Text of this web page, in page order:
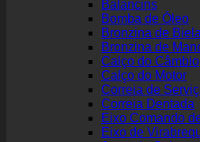
Balancins
Bomba de Óleo
Bronzina de Biela
Bronzina de
Calço do Câmbio
Calço do Motor
Correia de
Correia Dentada
Eixo Comando
Eixo de